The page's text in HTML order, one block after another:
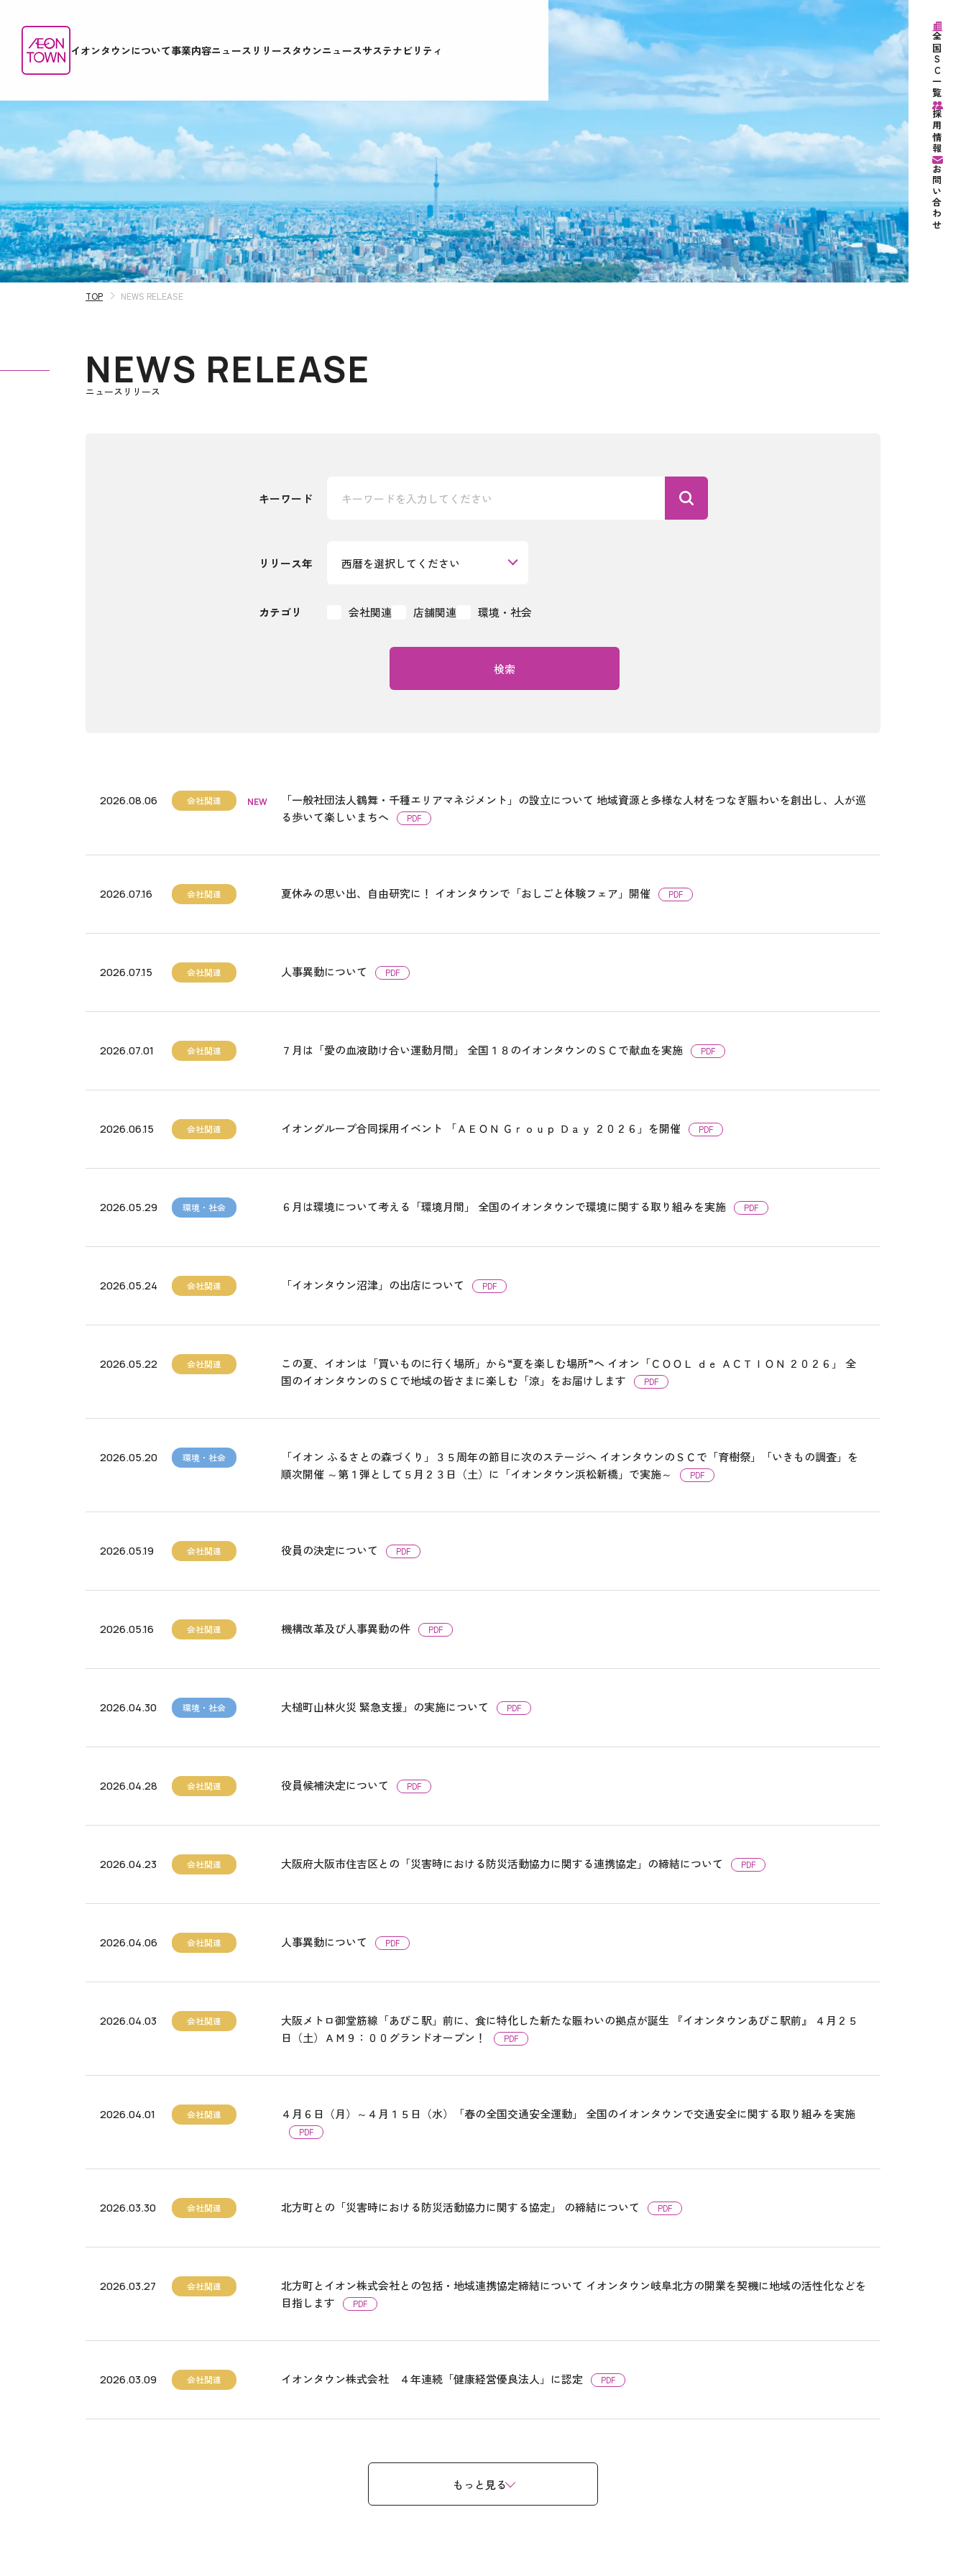
イオンタウンについて事業内容ニュースリリースタウンニュースサステナビリティ 全国SC一覧
採用情報
お問い合わせ
TOP NEWS RELEASE
NEWS RELEASE
ニュースリリース
キーワード
リリース年
カテゴリ 会社関連 店舗関連 環境・社会
検索
NEW
2026.08.06 会社関連
「一般社団法人鶴舞・千種エリアマネジメント」の設立について 地域資源と多様な人材をつなぎ賑わいを創出し、人が巡
る歩いて楽しいまちへ
PDF
2026.07.16 会社関連 夏休みの思い出、自由研究に！ イオンタウンで「おしごと体験フェア」開催 PDF
2026.07.15 会社関連 人事異動について PDF
2026.07.01 会社関連 ７月は「愛の血液助け合い運動月間」 全国１８のイオンタウンのＳＣで献血を実施 PDF
2026.06.15 会社関連 イオングループ合同採用イベント 「ＡＥＯＮ Ｇｒｏｕｐ Ｄａｙ ２０２６」を開催 PDF
2026.05.29 環境・社会 ６月は環境について考える「環境月間」 全国のイオンタウンで環境に関する取り組みを実施 PDF
2026.05.24 会社関連 「イオンタウン沼津」の出店について PDF
2026.05.22 会社関連
この夏、イオンは「買いものに行く場所」から“夏を楽しむ場所”へ イオン「ＣＯＯＬ ｄｅ ＡＣＴＩＯＮ ２０２６」 全
国のイオンタウンのＳＣで地域の皆さまに楽しむ「涼」をお届けします
PDF
2026.05.20 環境・社会
「イオン ふるさとの森づくり」３５周年の節目に次のステージへ イオンタウンのＳＣで「育樹祭」「いきもの調査」を
順次開催 ～第１弾として５月２３日（土）に「イオンタウン浜松新橋」で実施～
PDF
2026.05.19 会社関連 役員の決定について PDF
2026.05.16 会社関連 機構改革及び人事異動の件 PDF
2026.04.30 環境・社会 大槌町山林火災 緊急支援」の実施について PDF
2026.04.28 会社関連 役員候補決定について PDF
2026.04.23 会社関連 大阪府大阪市住吉区との「災害時における防災活動協力に関する連携協定」の締結について PDF
2026.04.06 会社関連 人事異動について PDF
2026.04.03 会社関連
大阪メトロ御堂筋線「あびこ駅」前に、食に特化した新たな賑わいの拠点が誕生 『イオンタウンあびこ駅前』 ４月２５
日（土）ＡＭ９：００グランドオープン！
PDF
2026.04.01 会社関連 ４月６日（月）～４月１５日（水）「春の全国交通安全運動」 全国のイオンタウンで交通安全に関する取り組みを実施
PDF
2026.03.30 会社関連 北方町との「災害時における防災活動協力に関する協定」 の締結について PDF
2026.03.27 会社関連
北方町とイオン株式会社との包括・地域連携協定締結について イオンタウン岐阜北方の開業を契機に地域の活性化などを
目指します
PDF
2026.03.09 会社関連 イオンタウン株式会社 ４年連続「健康経営優良法人」に認定 PDF
もっと見る